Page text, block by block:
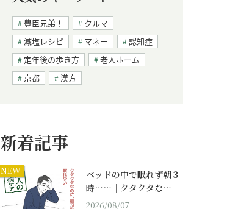
豊臣兄弟！
クルマ
減塩レシピ
マネー
認知症
定年後の歩き方
老人ホーム
京都
漢方
新着記事
NEW
ベッドの中で眠れず朝３
時……｜クタクタな…
2026/08/07